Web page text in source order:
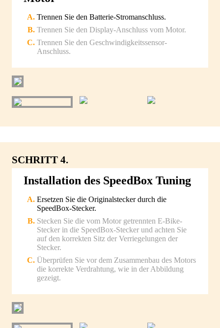
Trennen Sie den Batterie-Stromanschluss.
Trennen Sie den Display-Anschluss vom Motor.
Trennen Sie den Geschwindigkeitssensor-
Anschluss.
SCHRITT 4.
Installation des SpeedBox Tuning
Ersetzen Sie die Originalstecker durch die
SpeedBox-Stecker.
Stecken Sie die vom Motor getrennten E-Bike-
Stecker in die SpeedBox-Stecker und achten Sie
auf den korrekten Sitz der Verriegelungen der
Stecker.
Überprüfen Sie vor dem Zusammenbau des Motors
die korrekte Verdrahtung, wie in der Abbildung
gezeigt.